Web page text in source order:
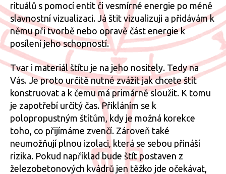
rituálů s pomocí entit či vesmírné energie po méně
slavnostní vizualizaci. Já štit vizualizuji a přidávám k
němu při tvorbě nebo opravě část energie k
posílení jeho schopností.
Tvar i materiál štítu je na jeho nositely. Tedy na
Vás. Je proto určitě nutné zvážit jak chcete štít
konstruovat a k čemu má primárně sloužit. K tomu
je zapotřebí určitý čas. Přikláním se k
polopropustným štítům, kdy je možná korekce
toho, co přijímáme zvenčí. Zároveň také
neumožňují plnou izolaci, která se sebou přináší
rizika. Pokud například bude štít postaven z
železobetonových kvádrů jen těžko jde očekávat,